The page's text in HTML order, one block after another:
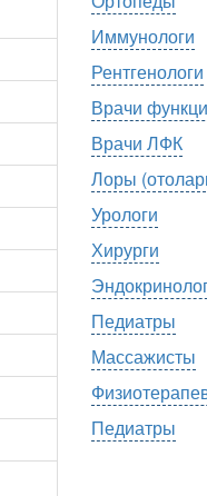
Иммунологи
Рентгенологи
Врачи
Врачи ЛФК
Лоры
Урологи
Хирурги
Педиатры
Массажисты
Педиатры